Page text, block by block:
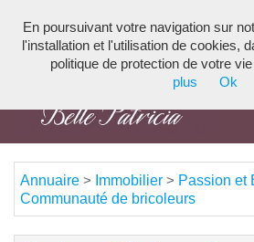
Annuaire > Immobilier > Passion et
Communauté de bricoleurs
En poursuivant votre navigation sur
l'installation et l'utilisation de cookies,
politique de protection de votre
plus
Ok